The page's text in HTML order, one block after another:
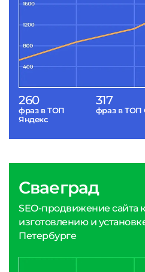
260
фраз в ТОП
Яндекс
317
фраз в ТОП
Сваеград
SEO-продвижение сайта
изготовлению и
Петербурге